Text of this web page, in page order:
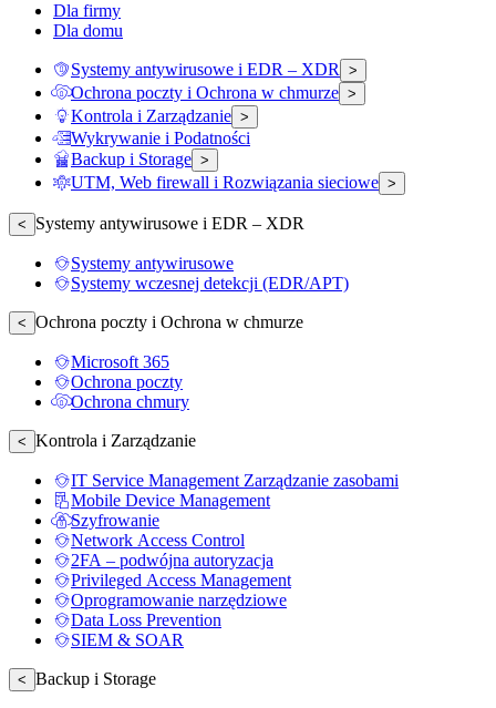
Dla firmy
Dla domu
Systemy antywirusowe i EDR – XDR >
Ochrona poczty i Ochrona w chmurze >
Kontrola i Zarządzanie >
Wykrywanie i Podatności
Backup i Storage >
UTM, Web firewall i Rozwiązania sieciowe >
< Systemy antywirusowe i EDR – XDR
Systemy antywirusowe
Systemy wczesnej detekcji (EDR/APT)
< Ochrona poczty i Ochrona w chmurze
Microsoft 365
Ochrona poczty
Ochrona chmury
< Kontrola i Zarządzanie
IT Service Management Zarządzanie zasobami
Mobile Device Management
Szyfrowanie
Network Access Control
2FA – podwójna autoryzacja
Privileged Access Management
Oprogramowanie narzędziowe
Data Loss Prevention
SIEM & SOAR
< Backup i Storage